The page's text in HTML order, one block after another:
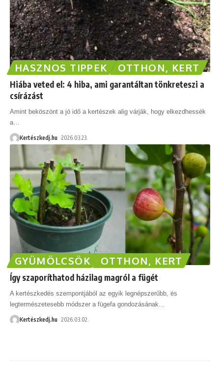
HASZNOS TIPPEK OTTHON, KERT
Hiába veted el: 4 hiba, ami garantáltan tönkreteszi a
csírázást
Amint beköszönt a jó idő a kertészek alig várják, hogy elkezdhessék
a…
Kertészkedj.hu 2026.03.23.
GYÜMÖLCSÖK OTTHON, KERT
Így szaporíthatod házilag magról a fügét
A kertészkedés szempontjából az egyik legnépszerűbb, és
legtermészetesebb módszer a fügefa gondozásának…
Kertészkedj.hu 2026.03.02.